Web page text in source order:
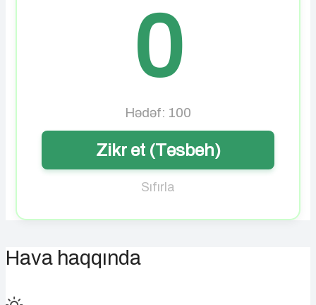
0
Hədəf: 100
Zikr et (Təsbeh)
Sıfırla
Hava haqqında